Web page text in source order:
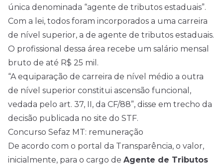
única denominada “agente de tributos estaduais”.
Com a lei, todos foram incorporados a uma carreira
de nível superior, a de agente de tributos estaduais.
O profissional dessa área recebe um salário mensal
bruto de até R$ 25 mil.
“A equiparação de carreira de nível médio a outra
de nível superior constitui ascensão funcional,
vedada pelo art. 37, II, da CF/88”, disse em trecho da
decisão publicada no site do STF.
Concurso Sefaz MT: remuneração
De acordo com o portal da Transparência, o valor,
inicialmente, para o cargo de Agente de Tributos